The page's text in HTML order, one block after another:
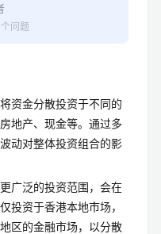
问题
资金分散投资于不同的
地产、现金等。通过多
动对整体投资组合的影
广泛的投资范围，会在
投资于香港本地市场，
区的金融市场，以分散